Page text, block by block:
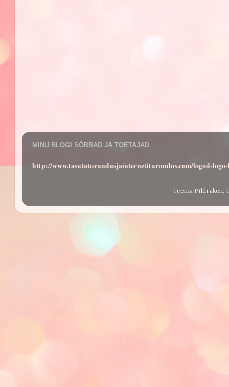
MINU BLOGI SÕBRAD JA TOETAJAD
http://www.tasutaturundusjainternetiturundus.com/logod-
Teema Pildi aken.